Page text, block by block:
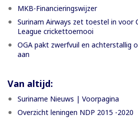
MKB-Financieringswijzer
Surinam Airways zet toestel in voor
League crickettoernooi
OGA pakt zwerfvuil en achterstallig
aan
Van altijd:
Suriname Nieuws | Voorpagina
Overzicht leningen NDP 2015 -2020